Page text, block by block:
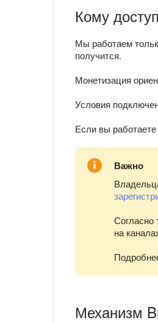
Кому
Мы работаем
получится.
Монетизация
Условия
Если вы работаете
Важно
Согласно
на
Механизм